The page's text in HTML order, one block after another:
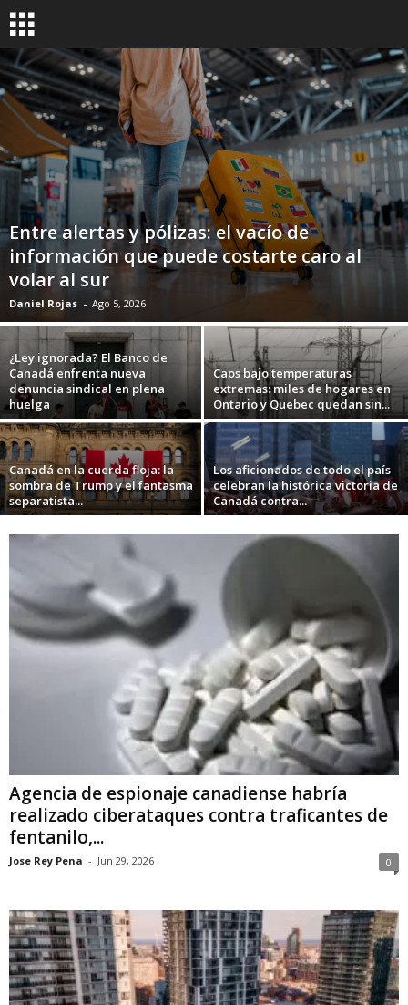
Entre alertas y pólizas: el vacío de
información que puede costarte caro al
volar al sur
Daniel Rojas - Ago 5, 2026
¿Ley ignorada? El Banco de
Canadá enfrenta nueva
denuncia sindical en plena
huelga
Caos bajo temperaturas
extremas: miles de hogares en
Ontario y Quebec quedan sin...
Canadá en la cuerda floja: la
sombra de Trump y el fantasma
separatista...
Los aficionados de todo el país
celebran la histórica victoria de
Canadá contra...
Agencia de espionaje canadiense habría
realizado ciberataques contra traficantes de
fentanilo,...
Jose Rey Pena - Jun 29, 2026 0